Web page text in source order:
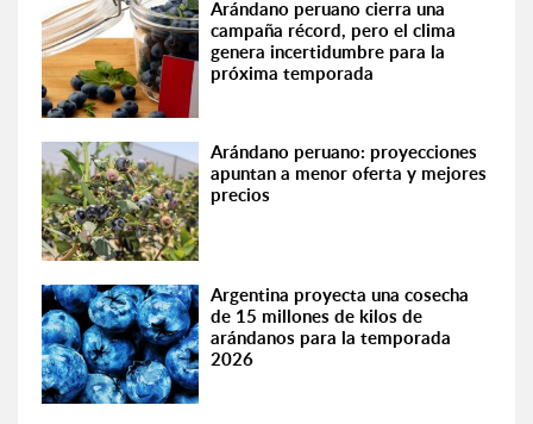
Arándano peruano cierra una
campaña récord, pero el clima
genera incertidumbre para la
próxima temporada
Arándano peruano: proyecciones
apuntan a menor oferta y mejores
precios
Argentina proyecta una cosecha
de 15 millones de kilos de
arándanos para la temporada
2026